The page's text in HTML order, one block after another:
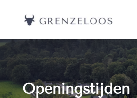
Openingstijden